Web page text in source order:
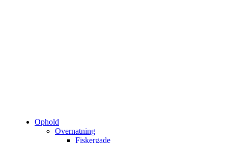
Ophold
Overnatning
Fiskergade